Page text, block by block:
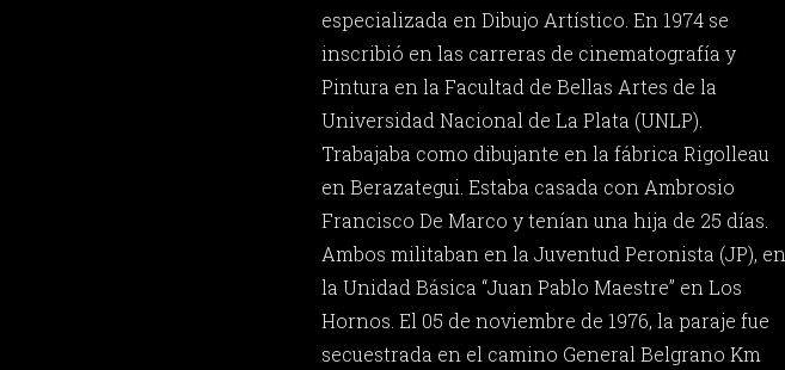
especializada en Dibujo Artístico. En 1974 se
inscribió en las carreras de cinematografía y
Pintura en la Facultad de Bellas Artes de la
Universidad Nacional de La Plata (UNLP).
Trabajaba como dibujante en la fábrica Rigolleau
en Berazategui. Estaba casada con Ambrosio
Francisco De Marco y tenían una hija de 25 días.
Ambos militaban en la Juventud Peronista (JP), en
la Unidad Básica “Juan Pablo Maestre” en Los
Hornos. El 05 de noviembre de 1976, la paraje fue
secuestrada en el camino General Belgrano Km